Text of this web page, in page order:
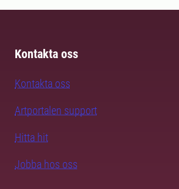
Kontakta oss
Kontakta oss
Artportalen support
Hitta hit
Jobba hos oss